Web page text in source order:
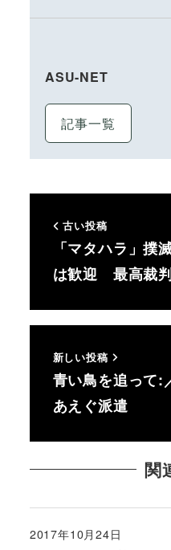
ASU-NET
記事一覧
古い投稿
「マタハラ」
は歓迎 最高裁
新しい投稿
青い鳥を追って:
あえぐ派遣
関
投稿日
2017年10月24日